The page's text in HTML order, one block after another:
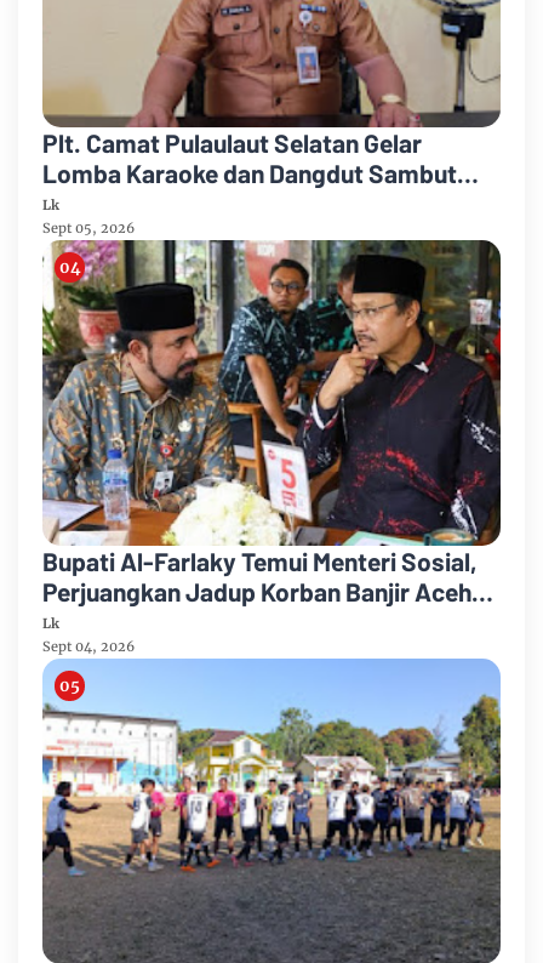
Plt. Camat Pulaulaut Selatan Gelar
Lomba Karaoke dan Dangdut Sambut
HUT ke-81 Proklamasi RI
Lk
Sept 05, 2026
Bupati Al-Farlaky Temui Menteri Sosial,
Perjuangkan Jadup Korban Banjir Aceh
Timur
Lk
Sept 04, 2026